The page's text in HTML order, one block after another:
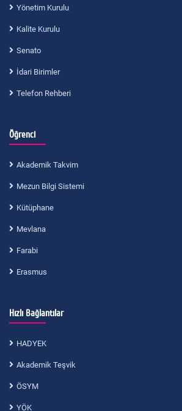
Yönetim Kurulu
Kalite Kurulu
Senato
İdari Birimler
Telefon Rehberi
Öğrenci
Akademik Takvim
Mezun Bilgi Sistemi
Kütüphane
Mevlana
Farabi
Erasmus
Hızlı Bağlantılar
HADYEK
Akademik Teşvik
ÖSYM
YÖK